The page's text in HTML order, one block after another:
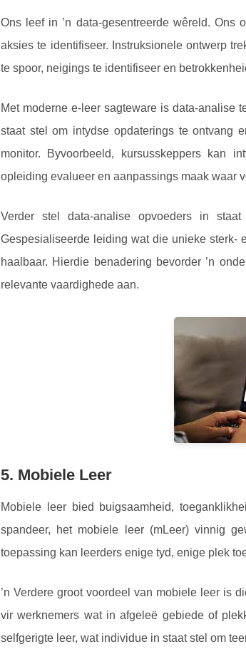
Ons leef in ’n data-gesentreerde wêreld. Ons
aksies te identifiseer. Instruksionele ontwerp
te spoor, neigings te identifiseer en
Met moderne e-leer sagteware is data-analise
staat stel om intydse opdaterings te ontvang
monitor. Byvoorbeeld, kursusskeppers kan
opleiding evalueer en aanpassings maak waar
Verder stel data-analise opvoeders in
Gespesialiseerde leiding wat die unieke sterk-
haalbaar. Hierdie benadering bevorder ’n
relevante vaardighede aan.
5. Mobiele Leer
Mobiele leer bied buigsaamheid,
spandeer, het mobiele leer (mLeer) vinnig
toepassing kan leerders enige tyd, enige plek
’n Verdere groot voordeel van mobiele leer is
vir werknemers wat in afgeleë gebiede of
selfgerigte leer, wat individue in staat stel om